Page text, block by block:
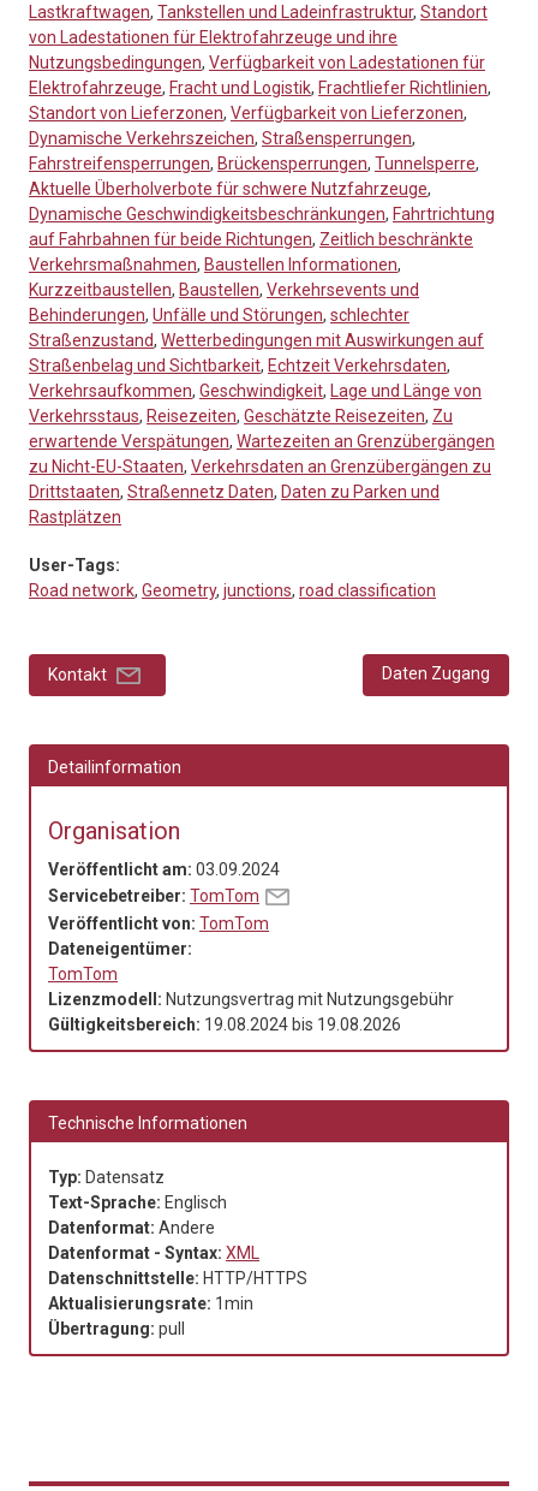
Lastkraftwagen, Tankstellen und Ladeinfrastruktur, Standort
von Ladestationen für Elektrofahrzeuge und ihre
Nutzungsbedingungen, Verfügbarkeit von Ladestationen für
Elektrofahrzeuge, Fracht und Logistik, Frachtliefer Richtlinien,
Standort von Lieferzonen, Verfügbarkeit von Lieferzonen,
Dynamische Verkehrszeichen, Straßensperrungen,
Fahrstreifensperrungen, Brückensperrungen, Tunnelsperre,
Aktuelle Überholverbote für schwere Nutzfahrzeuge,
Dynamische Geschwindigkeitsbeschränkungen, Fahrtrichtung
auf Fahrbahnen für beide Richtungen, Zeitlich beschränkte
Verkehrsmaßnahmen, Baustellen Informationen,
Kurzzeitbaustellen, Baustellen, Verkehrsevents und
Behinderungen, Unfälle und Störungen, schlechter
Straßenzustand, Wetterbedingungen mit Auswirkungen auf
Straßenbelag und Sichtbarkeit, Echtzeit Verkehrsdaten,
Verkehrsaufkommen, Geschwindigkeit, Lage und Länge von
Verkehrsstaus, Reisezeiten, Geschätzte Reisezeiten, Zu
erwartende Verspätungen, Wartezeiten an Grenzübergängen
zu Nicht-EU-Staaten, Verkehrsdaten an Grenzübergängen zu
Drittstaaten, Straßennetz Daten, Daten zu Parken und
Rastplätzen
User-Tags:
Road network, Geometry, junctions, road classification
Kontakt Daten Zugang
Detailinformation
Organisation
Veröffentlicht am: 03.09.2024
Servicebetreiber: TomTom
Veröffentlicht von: TomTom
Dateneigentümer:
TomTom
Lizenzmodell: Nutzungsvertrag mit Nutzungsgebühr
Gültigkeitsbereich: 19.08.2024 bis 19.08.2026
Technische Informationen
Typ: Datensatz
Text-Sprache: Englisch
Datenformat: Andere
Datenformat - Syntax: XML
Datenschnittstelle: HTTP/HTTPS
Aktualisierungsrate: 1min
Übertragung: pull